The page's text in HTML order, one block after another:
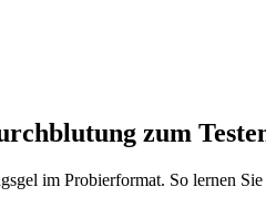
zum
im Probierformat. So lernen